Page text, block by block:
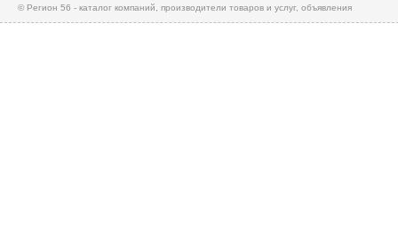
© Регион 56 - каталог компаний, производители товаров и услуг, объявления